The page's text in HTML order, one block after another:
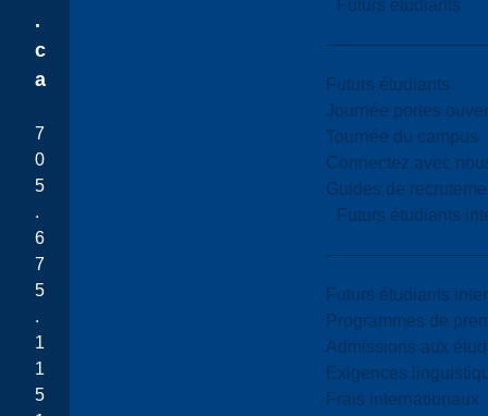
Futurs étudiants
Futurs étudiants
Journée portes
Tournée du campus
Connectez avec
Guides de
Futurs étudiants
Futurs étudiants
Programmes de
Admissions aux
Exigences
Frais internationaux
.
c
a
7
0
5
.
6
7
5
.
1
1
5